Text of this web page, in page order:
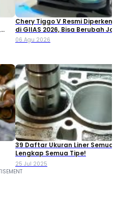
Chery Tiggo V Resmi
di GIIAS 2026, Bisa Berubah
Double Cabin
06 Agu 2026
39 Daftar Ukuran Liner Semua
Lengkap Semua Tipe!
25 Jul 2025